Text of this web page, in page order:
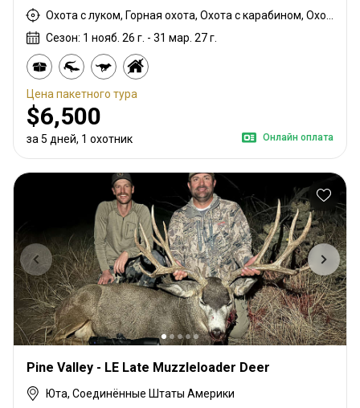
Сезон: 1 нояб. 26 г. - 31 мар. 27 г.
Цена пакетного тура
$6,500
за 5 дней, 1 охотник Онлайн оплата
Pine Valley - LE Late Muzzleloader Deer
Юта, Соединённые Штаты Америки